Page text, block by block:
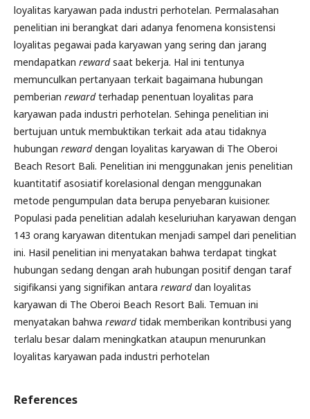
loyalitas karyawan pada industri perhotelan. Permalasahan
penelitian ini berangkat dari adanya fenomena konsistensi
loyalitas pegawai pada karyawan yang sering dan jarang
mendapatkan rewardsaat bekerja. Hal ini tentunya
memunculkan pertanyaan terkait bagaimana hubungan
pemberian rewardterhadap penentuan loyalitas para
karyawan pada industri perhotelan. Sehinga penelitian ini
bertujuan untuk membuktikan terkait ada atau tidaknya
hubungan rewarddengan loyalitas karyawan di The Oberoi
Beach Resort Bali. Penelitian ini menggunakan jenis penelitian
kuantitatif asosiatif korelasional dengan menggunakan
metode pengumpulan data berupa penyebaran kuisioner.
Populasi pada penelitian adalah keseluriuhan karyawan dengan
143 orang karyawan ditentukan menjadi sampel dari penelitian
ini. Hasil penelitian ini menyatakan bahwa terdapat tingkat
hubungan sedang dengan arah hubungan positif dengan taraf
sigifikansi yang signifikan antara rewarddan loyalitas
karyawan di The Oberoi Beach Resort Bali. Temuan ini
menyatakan bahwa rewardtidak memberikan kontribusi yang
terlalu besar dalam meningkatkan ataupun menurunkan
loyalitas karyawan pada industri perhotelan
References